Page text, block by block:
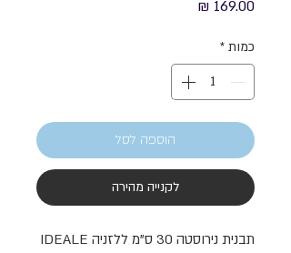
כמות *
הוספה לסל
לקנייה מהירה
תבנית נירוסטה 30 ס”מ ללזניה IDEALE